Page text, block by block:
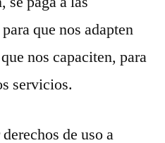
que nos adapten
nos capaciten, para
servicios.
de uso a